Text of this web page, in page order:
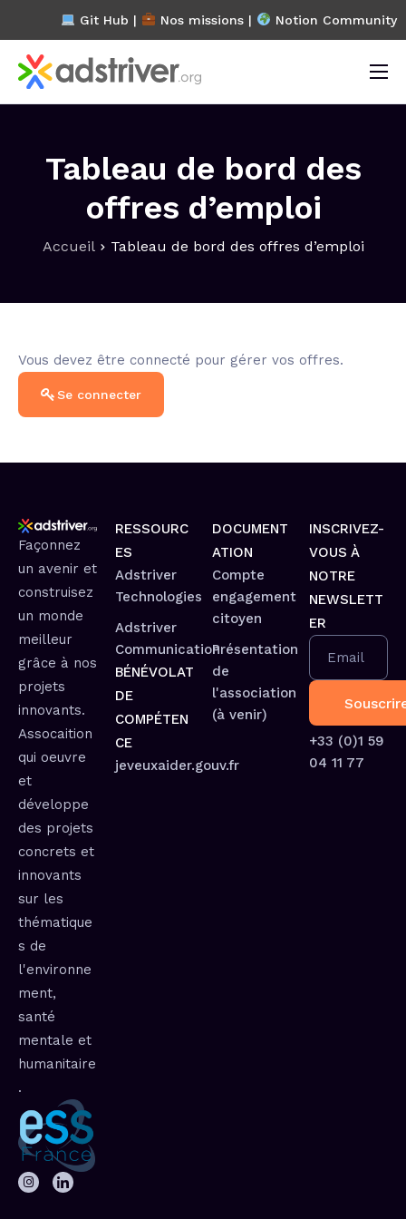
Git Hub | Nos missions | Notion Community
L’association
Contact
Tableau de bord des
offres d’emploi
Accueil Tableau de bord des offres d’emploi
Vous devez être connecté pour gérer vos offres.
Se connecter
Façonnez
un avenir et
construisez
un monde
meilleur
grâce à nos
projets
innovants.
Assocaition
qui oeuvre
et
développe
des projets
concrets et
innovants
sur les
thématique
s de
l'environne
ment,
santé
mentale et
humanitaire
.
RESSOURC
ES
Adstriver
Technologies
Adstriver
Communication
BÉNÉVOLAT
DE
COMPÉTEN
CE
jeveuxaider.gouv.fr
DOCUMENT
ATION
Compte
engagement
citoyen
Présentation
de
l'association
(à venir)
INSCRIVEZ-
VOUS À
NOTRE
NEWSLETT
ER
Email
+33 (0)1 59
04 11 77